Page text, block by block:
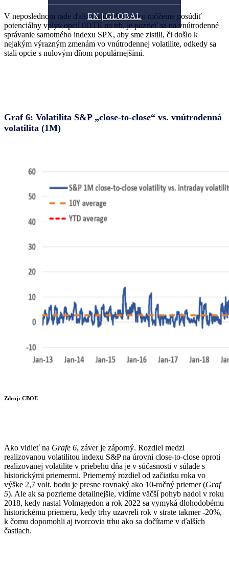
EN | GLOBAL
V neposlednom rade ďalším spôsobom, ako môžeme posúdiť
potenciálny vplyv opcií 0DTE na trh, je pozrieť sa na vnútrodenné
správanie samotného indexu SPX, aby sme zistili, či došlo k
nejakým výrazným zmenám vo vnútrodennej volatilite, odkedy sa
stali opcie s nulovým dňom populárnejšími.
Graf 6: Volatilita S&P „close-to-close“ vs. vnútrodenná
volatilita (1M)
Zdroj: CBOE
Ako vidieť na Grafe 6, záver je záporný. Rozdiel medzi
realizovanou volatilitou indexu S&P na úrovni close-to-close oproti
realizovanej volatilite v priebehu dňa je v súčasnosti v súlade s
historickými priemermi. Priemerný rozdiel od začiatku roka vo
výške 2,7 volt. bodu je presne rovnaký ako 10-ročný priemer (Graf
5). Ale ak sa pozrieme detailnejšie, vidíme väčší pohyb nadol v roku
2018, kedy nastal Volmagedon a rok 2022 sa vymyká dlohodobému
historickému priemeru, kedy trhy uzavreli rok v strate takmer -20%,
k čomu dopomohli aj tvorcovia trhu ako sa dočítame v ďalších
častiach.